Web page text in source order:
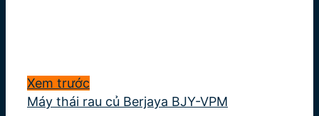
Xem trước
Máy thái rau củ Berjaya BJY-VPM